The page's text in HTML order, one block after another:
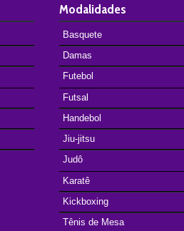
Modalidades
Basquete
Damas
Futebol
Futsal
Handebol
Jiu-jitsu
Judô
Karatê
Kickboxing
Tênis de Mesa